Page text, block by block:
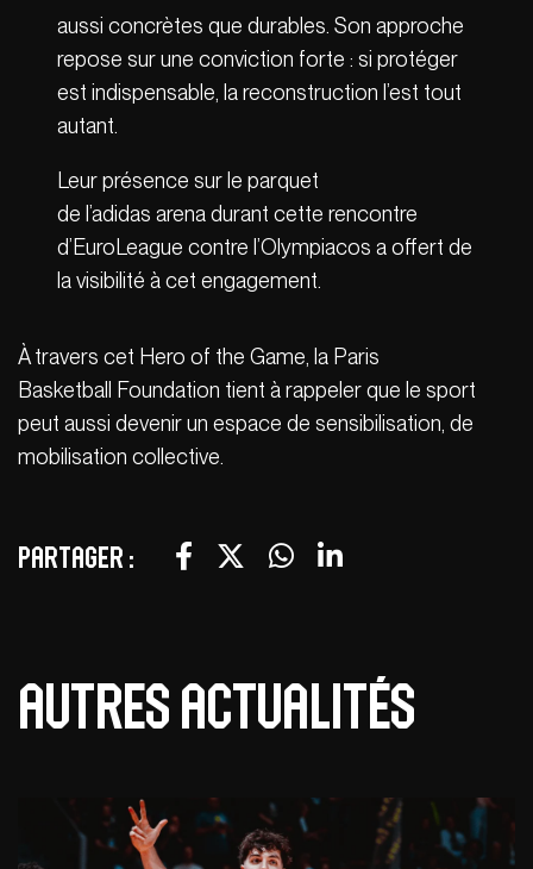
aussi concrètes que durables. Son approche
repose sur une conviction forte : si protéger
est indispensable, la reconstruction l’est tout
autant.
Leur présence sur le parquet
de l’adidas arena durant cette rencontre
d’EuroLeague contre l’Olympiacos a offert de
la visibilité à cet engagement.
À travers cet Hero of the Game, la Paris
Basketball Foundation tient à rappeler que le sport
peut aussi devenir un espace de sensibilisation, de
mobilisation collective.
Partager :
Autres actualités